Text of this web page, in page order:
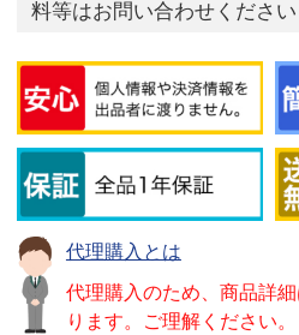
料等はお問い合わせください
代理購入とは
代理購入のため、商品詳
ります。ご理解ください。